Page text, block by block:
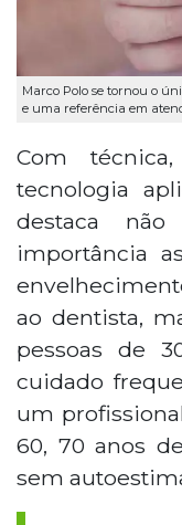
Marco Polo se tornou o
e uma referência em
Com
tecnologia
destaca
importância
ao dentista,
pessoas de
cuidado
um
60, 70 anos
sem